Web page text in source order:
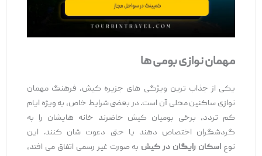
مهمان‌ نوازی بومی ‌ها
یکی از جذاب ‌ترین ویژگی ‌های جزیره کیش، فرهنگ مهمان
‌نوازی ساکنین محلی آن است. در بعضی شرایط خاص، به ‌ویژه ایام
کم ‌تردد، برخی بومیان کیش حاضرند خانه ‌هایشان را به
گردشگران اختصاص دهند یا حتی دعوت ‌شان کنند. این
نوعاسکان رایگان در کیشبه ‌صورت غیر رسمی اتفاق می ‌افتد،